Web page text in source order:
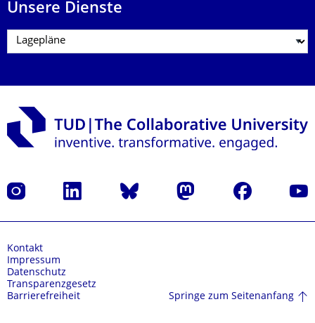
Unsere Dienste
Instagram LinkedIn Bluesky Mastodon Facebook
Kontakt
Impressum
Datenschutz
Transparenzgesetz
Barrierefreiheit
Springe zum Seitenanfang